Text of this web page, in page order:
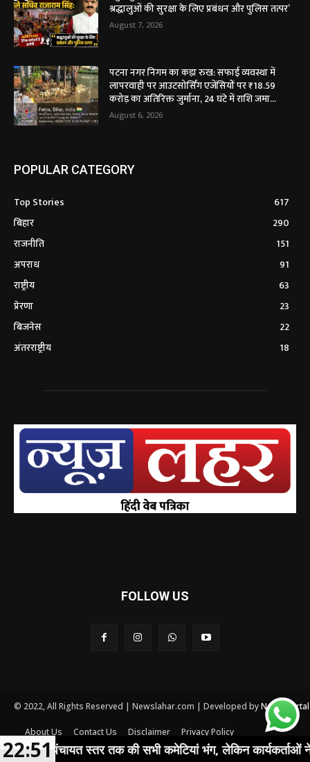
श्रद्धालुओं की सुरक्षा के लिए प्रबंधन और पुलिस तत्पर’
August 7, 2026
पटना नगर निगम का कड़ा रुख: सफाई व्यवस्था में
लापरवाही पर आउटसोर्सिंग एजेंसियों पर ₹18.59
करोड़ का अतिरिक्त जुर्माना, 24 घंटे में राशि जमा...
August 6, 2026
POPULAR CATEGORY
Top Stories
617
बिहार
290
राजनीति
151
अपराध
91
राष्ट्रीय
63
प्रेरणा
23
बिजनेस
22
अंतरराष्ट्रीय
18
FOLLOW US
© 2022, All Rights Reserved | Newslahar.com | Developed byNews
About Us Contact Us Disclaimer
Privacy Policy
Terms and conditions
स्तर तक की सभी कमेटियां भंग, लेकिन कार्यकर्ताओं ने शीर्ष नेतृत्व
22:51